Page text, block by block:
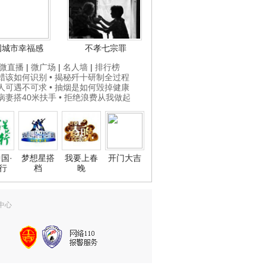
城市幸福感
不孝七宗罪
直播 | 微广场 | 名人墙 | 排行榜
该如何识别 • 揭秘歼十研制全过程
可遇不可求 • 抽烟是如何毁掉健康
妻搭40米扶手 • 拒绝浪费从我做起
·
梦想星搭
档
我要上春
晚
开门大吉
心